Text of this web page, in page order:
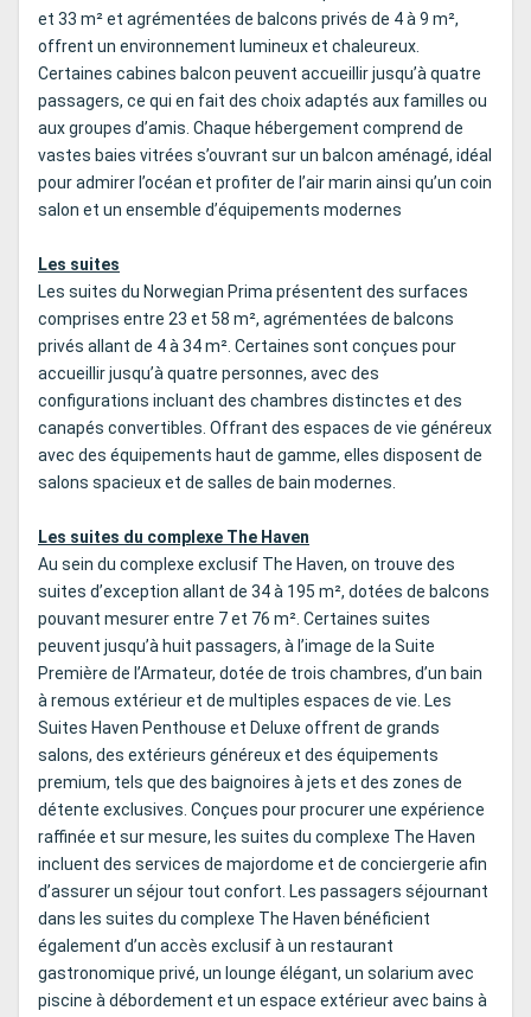
et 33 m² et agrémentées de balcons privés de 4 à 9 m²,
offrent un environnement lumineux et chaleureux.
Certaines cabines balcon peuvent accueillir jusqu’à quatre
passagers, ce qui en fait des choix adaptés aux familles ou
aux groupes d’amis. Chaque hébergement comprend de
vastes baies vitrées s’ouvrant sur un balcon aménagé, idéal
pour admirer l’océan et profiter de l’air marin ainsi qu’un coin
salon et un ensemble d’équipements modernes
Les suites
Les suites du Norwegian Prima présentent des surfaces
comprises entre 23 et 58 m², agrémentées de balcons
privés allant de 4 à 34 m². Certaines sont conçues pour
accueillir jusqu’à quatre personnes, avec des
configurations incluant des chambres distinctes et des
canapés convertibles. Offrant des espaces de vie généreux
avec des équipements haut de gamme, elles disposent de
salons spacieux et de salles de bain modernes.
Les suites du complexe The Haven
Au sein du complexe exclusif The Haven, on trouve des
suites d’exception allant de 34 à 195 m², dotées de balcons
pouvant mesurer entre 7 et 76 m². Certaines suites
peuvent jusqu’à huit passagers, à l’image de la Suite
Première de l’Armateur, dotée de trois chambres, d’un bain
à remous extérieur et de multiples espaces de vie. Les
Suites Haven Penthouse et Deluxe offrent de grands
salons, des extérieurs généreux et des équipements
premium, tels que des baignoires à jets et des zones de
détente exclusives. Conçues pour procurer une expérience
raffinée et sur mesure, les suites du complexe The Haven
incluent des services de majordome et de conciergerie afin
d’assurer un séjour tout confort. Les passagers séjournant
dans les suites du complexe The Haven bénéficient
également d’un accès exclusif à un restaurant
gastronomique privé, un lounge élégant, un solarium avec
piscine à débordement et un espace extérieur avec bains à